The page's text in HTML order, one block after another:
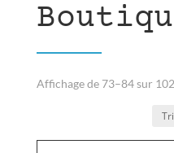
Affichage de 73–84 sur